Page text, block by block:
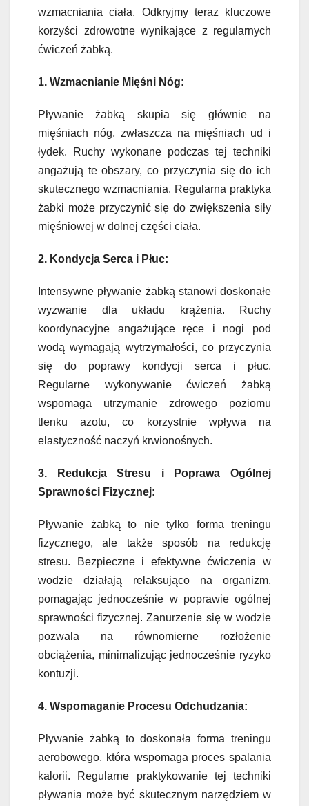
wzmacniania ciała. Odkryjmy teraz kluczowe
korzyści zdrowotne wynikające z regularnych
ćwiczeń żabką.
1. Wzmacnianie Mięśni Nóg:
Pływanie żabką skupia się głównie na
mięśniach nóg, zwłaszcza na mięśniach ud i
łydek. Ruchy wykonane podczas tej techniki
angażują te obszary, co przyczynia się do ich
skutecznego wzmacniania. Regularna praktyka
żabki może przyczynić się do zwiększenia siły
mięśniowej w dolnej części ciała.
2. Kondycja Serca i Płuc:
Intensywne pływanie żabką stanowi doskonałe
wyzwanie dla układu krążenia. Ruchy
koordynacyjne angażujące ręce i nogi pod
wodą wymagają wytrzymałości, co przyczynia
się do poprawy kondycji serca i płuc.
Regularne wykonywanie ćwiczeń żabką
wspomaga utrzymanie zdrowego poziomu
tlenku azotu, co korzystnie wpływa na
elastyczność naczyń krwionośnych.
3. Redukcja Stresu i Poprawa Ogólnej
Sprawności Fizycznej:
Pływanie żabką to nie tylko forma treningu
fizycznego, ale także sposób na redukcję
stresu. Bezpieczne i efektywne ćwiczenia w
wodzie działają relaksująco na organizm,
pomagając jednocześnie w poprawie ogólnej
sprawności fizycznej. Zanurzenie się w wodzie
pozwala na równomierne rozłożenie
obciążenia, minimalizując jednocześnie ryzyko
kontuzji.
4. Wspomaganie Procesu Odchudzania:
Pływanie żabką to doskonała forma treningu
aerobowego, która wspomaga proces spalania
kalorii. Regularne praktykowanie tej techniki
pływania może być skutecznym narzędziem w